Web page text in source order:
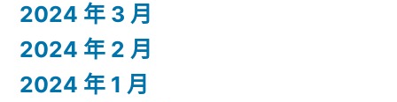
2024 年 3 月
2024 年 2 月
2024 年 1 月